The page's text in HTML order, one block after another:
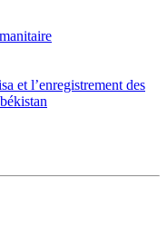
et l’enregistrement des